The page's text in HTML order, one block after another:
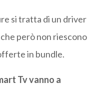
si tratta di un driver
però non riescono
in bundle.
Tv vanno a